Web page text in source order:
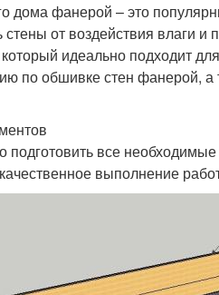
дома фанерой – это
от воздействия влаги
идеально подходит
по обшивке стен фанерой,
подготовить все
выполнение